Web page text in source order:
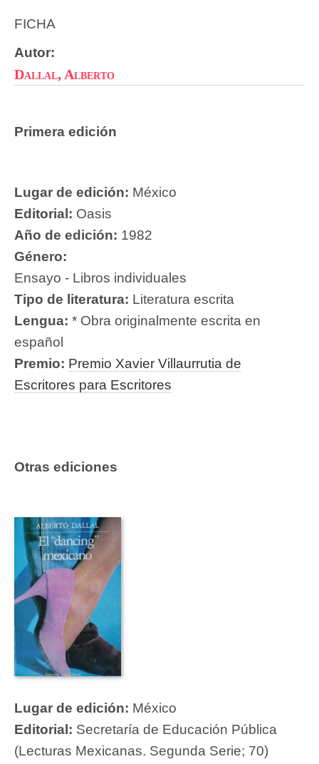
FICHA
Autor:
Dallal, Alberto
Primera edición
Lugar de edición: México
Editorial: Oasis
Año de edición: 1982
Género:
Ensayo - Libros individuales
Tipo de literatura: Literatura escrita
Lengua: * Obra originalmente escrita en
español
Premio: Premio Xavier Villaurrutia de
Escritores para Escritores
Otras ediciones
Lugar de edición: México
Editorial: Secretaría de Educación Pública
(Lecturas Mexicanas. Segunda Serie; 70)